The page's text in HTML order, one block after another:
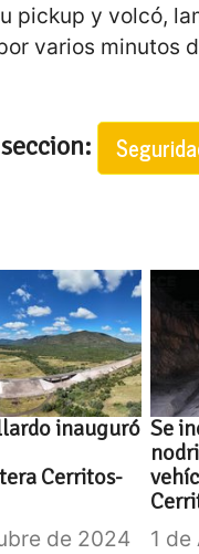
pickup y volcó,
varios minutos
inauguró
Cerritos-
de 2024
Se
1